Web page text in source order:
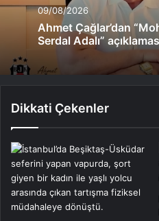
09/08/2026
Ahmet Çağlar’dan
Serdal Adalı”
Dikkati Çekenler